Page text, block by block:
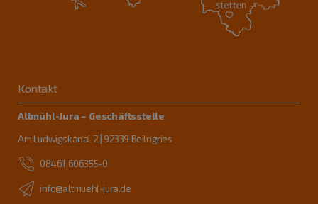
Kontakt
Altmühl-Jura – Geschäftsstelle
Am Ludwigskanal 2 | 92339 Beilngries
08461 606355-0
info@altmuehl-jura.de